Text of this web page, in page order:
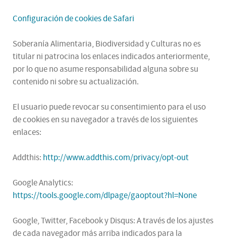
Configuración de cookies de Safari
Soberanía Alimentaria, Biodiversidad y Culturas no es
titular ni patrocina los enlaces indicados anteriormente,
por lo que no asume responsabilidad alguna sobre su
contenido ni sobre su actualización.
El usuario puede revocar su consentimiento para el uso
de cookies en su navegador a través de los siguientes
enlaces:
Addthis: http://www.addthis.com/privacy/opt-out
Google Analytics:
https://tools.google.com/dlpage/gaoptout?hl=None
Google, Twitter, Facebook y Disqus: A través de los ajustes
de cada navegador más arriba indicados para la